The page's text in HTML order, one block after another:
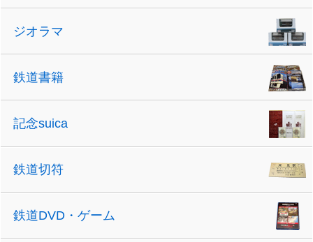
ジオラマ
鉄道書籍
記念suica
鉄道切符
鉄道DVD・ゲーム